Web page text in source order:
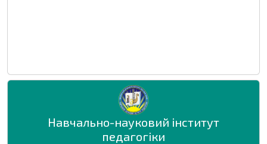
Навчально-науковий інститут
педагогіки